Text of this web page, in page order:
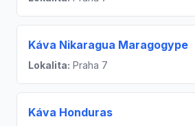
Káva Nikaragua Maragogype
Lokalita: Praha 7
Káva Honduras